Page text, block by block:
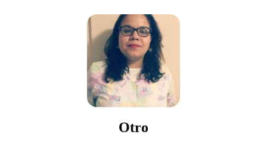
Otro